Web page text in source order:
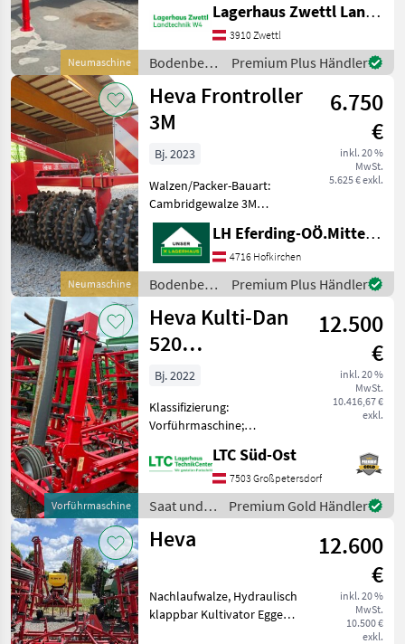
Neumaschine
Neumaschine;
Seriennummer/Fahrgestellnummer:
360939; Service Historie: Ja;
Weitere
Maschinenmerkmale:
Lagermasc
Lagerhaus Zwettl Landtechnik
3910 Zwettl
Bodenbearbeitung
/ Heva
Premium Plus Händler
Neumaschine
Heva Frontroller
3M
6.750
€
inkl. 20 %
MwSt.
5.625 € exkl.
Bj. 2023
Walzen/Packer-Bauart:
Cambridgewalze 3M
Frontwalze,
Markierungsleuten, 550
Crosskillwalze, Warnschiler
Bodenbearbeitung
Walzen/Packer
LH Eferding-OÖ.Mitte, Landtechnik Hofkirchen
4716 Hofkirchen
Bodenbearbeitung
/ Heva
Premium Plus Händler
Vorführmaschine
Heva Kulti-Dan
520
Saatbeetkombi
12.500
€
inkl. 20 %
MwSt.
10.416,67 €
exkl.
Bj. 2022
Klassifizierung:
Vorführmaschine;
36841; Nettogewicht (kg):
850; Arbeitsbreite: 5.2;
Walzentyp: Doppelwalze;
Klappvorrichtung: Ja; Fe
LTC Süd-Ost
7503 Großpetersdorf
Saat und
Pflege /
Heva
Premium Gold Händler
Heva
12.600
€
inkl. 20 %
MwSt.
10.500 €
exkl.
Nachlaufwalze, Hydraulisch
klappbar Kultivator Egge